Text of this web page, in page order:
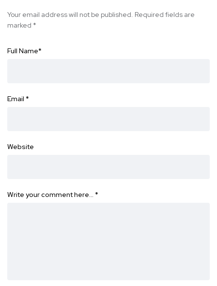
Your email address will not be published. Required fields are
marked *
Full Name*
Email *
Website
Write your comment here… *